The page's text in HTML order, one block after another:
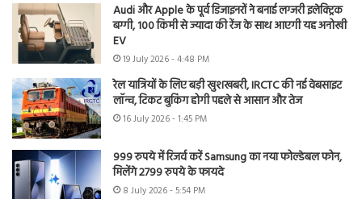
Audi और Apple के पूर्व डिजाइनरों ने बनाई लग्जरी इलेक्ट्रिक
बग्गी, 100 किमी से ज्यादा की रेंज के साथ आएगी यह अनोखी
EV
19 July 2026 - 4:48 PM
रेल यात्रियों के लिए बड़ी खुशखबरी, IRCTC की नई वेबसाइट
लॉन्च, टिकट बुकिंग होगी पहले से आसान और तेज
16 July 2026 - 1:45 PM
999 रुपये में रिजर्व करें Samsung का नया फोल्डेबल फोन,
मिलेंगे 2799 रुपये के फायदे
8 July 2026 - 5:54 PM